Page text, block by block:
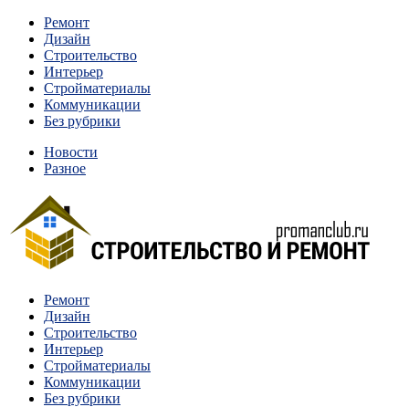
Перейти
содержимому
Ремонт
Дизайн
Строительство
Интерьер
Стройматериалы
Коммуникации
Без рубрики
Новости
Разное
Строительство и ремонт
Квартиры и дома, в которых живут разные люди, очень
отличаются между собой.
Ремонт
Дизайн
Строительство
Интерьер
Стройматериалы
Коммуникации
Без рубрики